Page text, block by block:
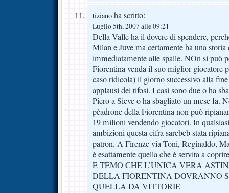
tiziano ha scritto:
Luglio 5th, 2007 alle 09:21
Della Valle ha il dovere di spendere,
Milan e Juve ma certamente ha una
immediatamente alle spalle. NOn si può
Fiorentina venda il suo miglior giocatore
caso ridicola) il giorno successivo alla
applausi dei tifosi. I casi sono due o ha
Piero a Sieve o ha sbagliato un mese fa.
pèadrone della Fiorentina non può
19 milioni vendendo giocatori. In
ambizioni questa cifra sarebeb stata
patron. A Firenze via Toni, Reginaldo,
è esattamente quella che è servita a
E TEMO CHE L’UNICA VERA
DELLA FIORENTINA DOVRANNO
QUELLA DA VITTORIE